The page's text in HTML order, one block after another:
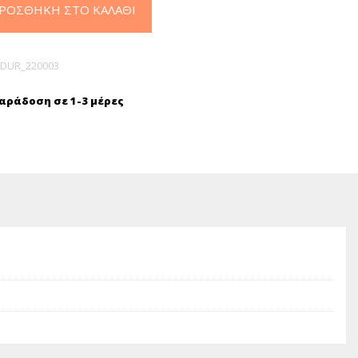
ΣΤΟ ΚΑΛΆΘΙ
DUR_220003
σε 1-3 μέρες